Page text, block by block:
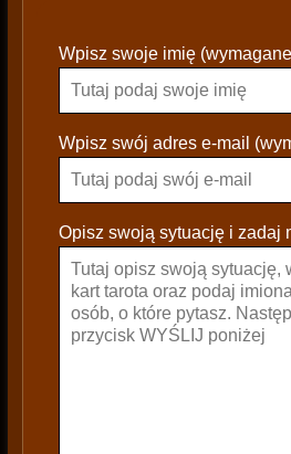
l
a
s
e
a
Wpisz swoje imię
Wpisz swój adres e-mail
Opisz swoją sytuację i zadaj